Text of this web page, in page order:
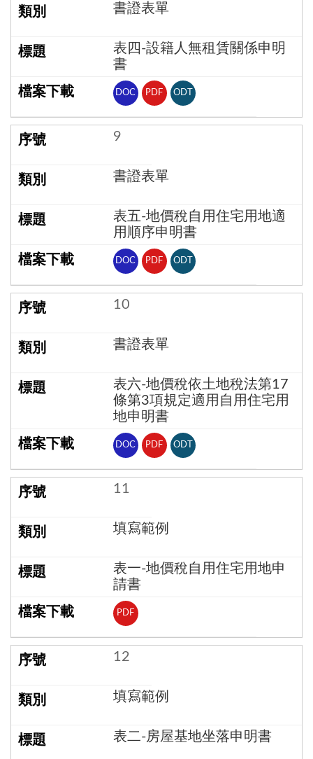
書證表單
表四-設籍人無租賃關係申明
書
DOC PDF ODT
9
書證表單
表五-地價稅自用住宅用地適
用順序申明書
DOC PDF ODT
10
書證表單
表六-地價稅依土地稅法第17
條第3項規定適用自用住宅用
地申明書
DOC PDF ODT
11
填寫範例
表一-地價稅自用住宅用地申
請書
PDF
12
填寫範例
表二-房屋基地坐落申明書